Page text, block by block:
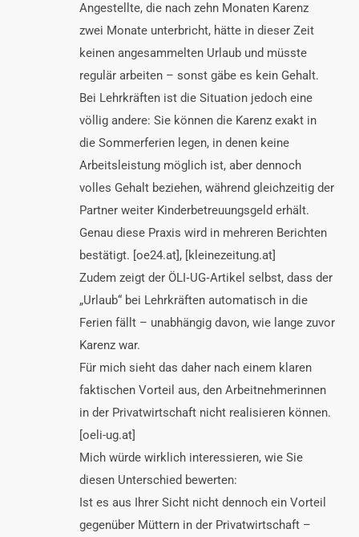
Angestellte, die nach zehn Monaten Karenz
zwei Monate unterbricht, hätte in dieser Zeit
keinen angesammelten Urlaub und müsste
regulär arbeiten – sonst gäbe es kein Gehalt.
Bei Lehrkräften ist die Situation jedoch eine
völlig andere: Sie können die Karenz exakt in
die Sommerferien legen, in denen keine
Arbeitsleistung möglich ist, aber dennoch
volles Gehalt beziehen, während gleichzeitig der
Partner weiter Kinderbetreuungsgeld erhält.
Genau diese Praxis wird in mehreren Berichten
bestätigt. [oe24.at], [kleinezeitung.at]
Zudem zeigt der ÖLI‑UG‑Artikel selbst, dass der
„Urlaub“ bei Lehrkräften automatisch in die
Ferien fällt – unabhängig davon, wie lange zuvor
Karenz war.
Für mich sieht das daher nach einem klaren
faktischen Vorteil aus, den Arbeitnehmerinnen
in der Privatwirtschaft nicht realisieren können.
[oeli-ug.at]
Mich würde wirklich interessieren, wie Sie
diesen Unterschied bewerten:
Ist es aus Ihrer Sicht nicht dennoch ein Vorteil
gegenüber Müttern in der Privatwirtschaft –